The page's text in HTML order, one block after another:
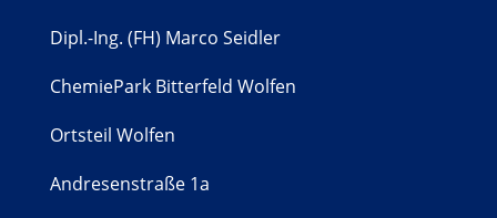
Dipl.-Ing. (FH) Marco Seidler
ChemiePark Bitterfeld Wolfen
Ortsteil Wolfen
Andresenstraße 1a